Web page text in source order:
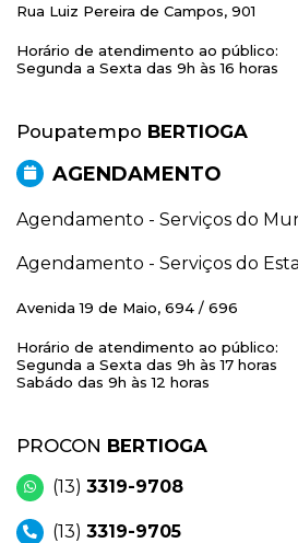
Rua Luiz Pereira de Campos, 901
Horário de atendimento ao público:
Segunda a Sexta das 9h às 16 horas
Poupatempo BERTIOGA
AGENDAMENTO
Agendamento - Serviços do
Agendamento - Serviços do
Avenida 19 de Maio, 694 / 696
Horário de atendimento ao público:
Segunda a Sexta das 9h às 17 horas
Sabádo das 9h às 12 horas
PROCON BERTIOGA
(13) 3319-9708
(13) 3319-9705